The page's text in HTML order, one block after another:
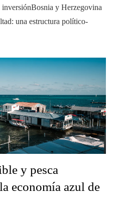
y Herzegovina
una estructura político-
y pesca
economía azul de